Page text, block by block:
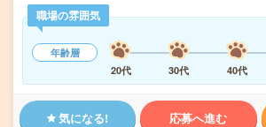
職場の雰囲気
年齢層
20代
30代 40代
気になる! 応募へ進む